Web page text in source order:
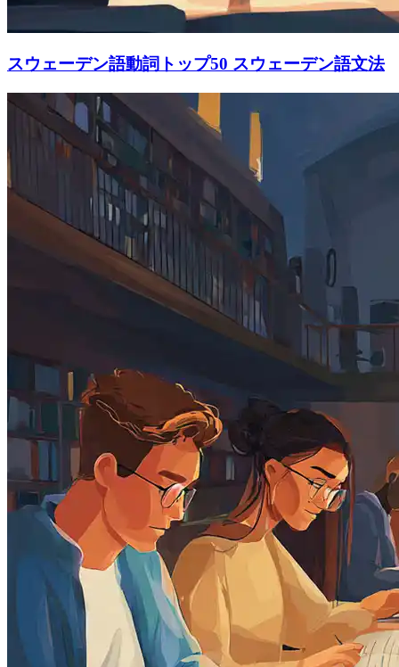
スウェーデン語動詞トップ50 スウェーデン語文法